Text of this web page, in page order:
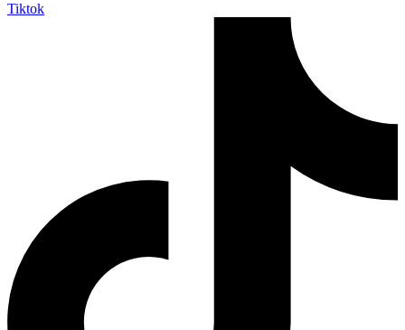
Tiktok